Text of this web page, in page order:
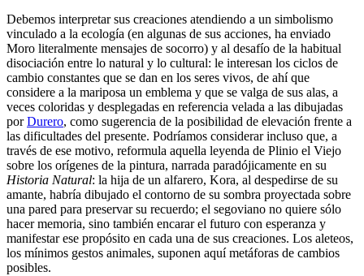
Debemos interpretar sus creaciones atendiendo a un simbolismo
vinculado a la ecología (en algunas de sus acciones, ha enviado
Moro literalmente mensajes de socorro) y al desafío de la habitual
disociación entre lo natural y lo cultural: le interesan los ciclos de
cambio constantes que se dan en los seres vivos, de ahí que
considere a la mariposa un emblema y que se valga de sus alas, a
veces coloridas y desplegadas en referencia velada a las dibujadas
porDurero, como sugerencia de la posibilidad de elevación frente a
las dificultades del presente. Podríamos considerar incluso que, a
través de ese motivo, reformula aquella leyenda de Plinio el Viejo
sobre los orígenes de la pintura, narrada paradójicamente en su
Historia Natural: la hija de un alfarero, Kora, al despedirse de su
amante, habría dibujado el contorno de su sombra proyectada sobre
una pared para preservar su recuerdo; el segoviano no quiere sólo
hacer memoria, sino también encarar el futuro con esperanza y
manifestar ese propósito en cada una de sus creaciones. Los aleteos,
los mínimos gestos animales, suponen aquí metáforas de cambios
posibles.